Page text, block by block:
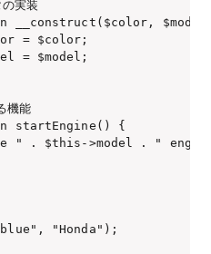
実装
__construct($color,
= $color;
= $model;
機能
startEngine() {
" . $this->model . "
"Honda");